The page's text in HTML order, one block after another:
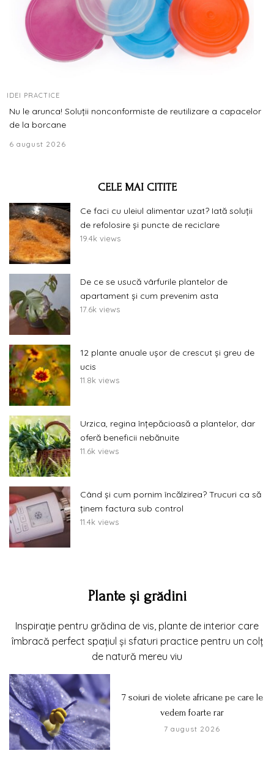
IDEI PRACTICE
Nu le arunca! Soluții nonconformiste de reutilizare a capacelor
de la borcane
6 august 2026
CELE MAI CITITE
Ce faci cu uleiul alimentar uzat? Iată soluții
de refolosire și puncte de reciclare
19.4k views
De ce se usucă vârfurile plantelor de
apartament și cum prevenim asta
17.6k views
12 plante anuale ușor de crescut și greu de
ucis
11.8k views
Urzica, regina înțepăcioasă a plantelor, dar
oferă beneficii nebănuite
11.6k views
Când și cum pornim încălzirea? Trucuri ca să
ținem factura sub control
11.4k views
Plante și grădini
Inspirație pentru grădina de vis, plante de interior care
îmbracă perfect spațiul și sfaturi practice pentru un colț
de natură mereu viu
7 soiuri de violete africane pe care le
vedem foarte rar
7 august 2026